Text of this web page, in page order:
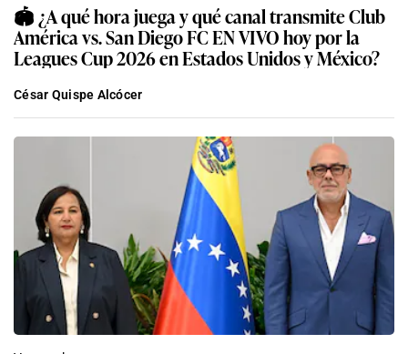
🏟️ ¿A qué hora juega y qué canal transmite Club
América vs. San Diego FC EN VIVO hoy por la
Leagues Cup 2026 en Estados Unidos y México?
César Quispe Alcócer